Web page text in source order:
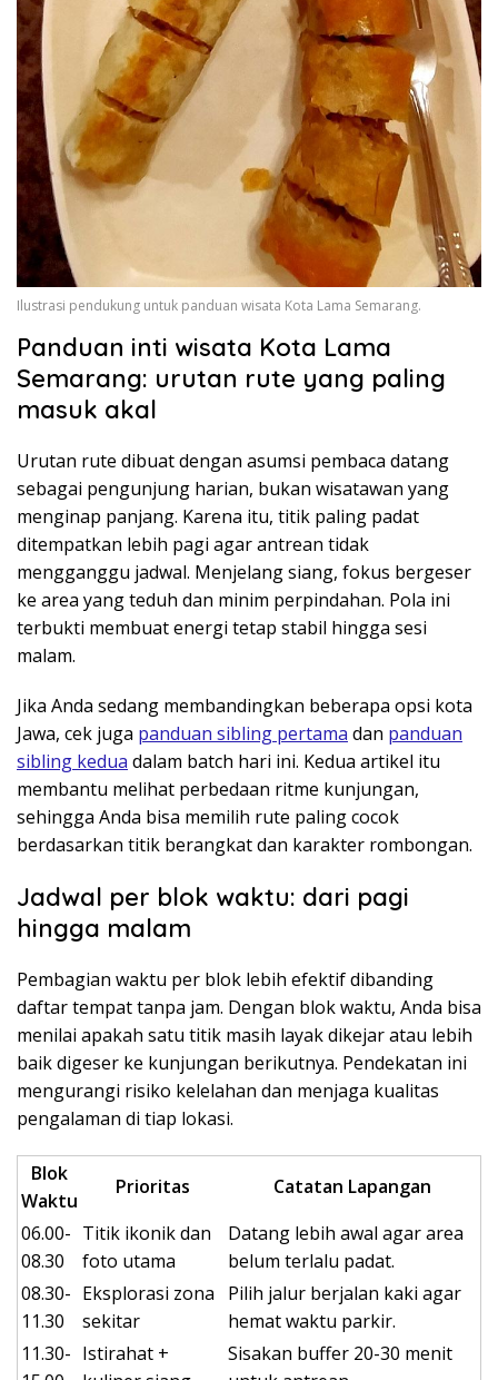
Ilustrasi pendukung untuk panduan wisata Kota Lama Semarang.
Panduan inti wisata Kota Lama
Semarang: urutan rute yang paling
masuk akal
Urutan rute dibuat dengan asumsi pembaca datang
sebagai pengunjung harian, bukan wisatawan yang
menginap panjang. Karena itu, titik paling padat
ditempatkan lebih pagi agar antrean tidak
mengganggu jadwal. Menjelang siang, fokus bergeser
ke area yang teduh dan minim perpindahan. Pola ini
terbukti membuat energi tetap stabil hingga sesi
malam.
Jika Anda sedang membandingkan beberapa opsi kota
Jawa, cek juga panduan sibling pertama dan panduan
sibling kedua dalam batch hari ini. Kedua artikel itu
membantu melihat perbedaan ritme kunjungan,
sehingga Anda bisa memilih rute paling cocok
berdasarkan titik berangkat dan karakter rombongan.
Jadwal per blok waktu: dari pagi
hingga malam
Pembagian waktu per blok lebih efektif dibanding
daftar tempat tanpa jam. Dengan blok waktu, Anda bisa
menilai apakah satu titik masih layak dikejar atau lebih
baik digeser ke kunjungan berikutnya. Pendekatan ini
mengurangi risiko kelelahan dan menjaga kualitas
pengalaman di tiap lokasi.
Blok
Waktu
Prioritas
Catatan Lapangan
06.00-
08.30
Titik ikonik dan
foto utama
Datang lebih awal agar area
belum terlalu padat.
08.30-
11.30
Eksplorasi zona
sekitar
Pilih jalur berjalan kaki agar
hemat waktu parkir.
11.30- Istirahat +
Sisakan buffer 20-30 menit